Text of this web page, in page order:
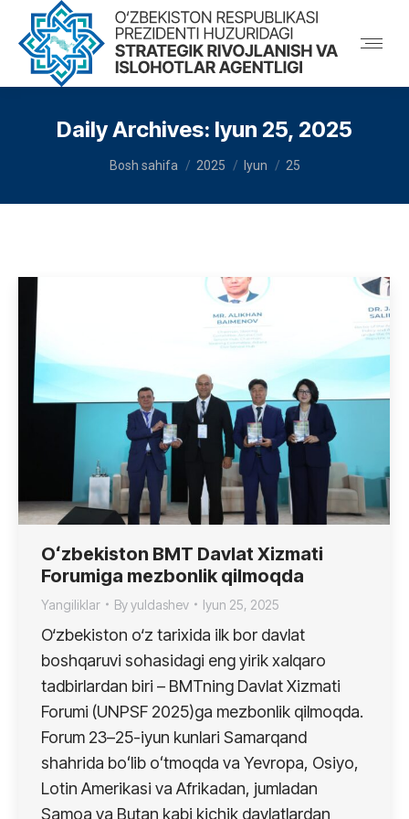
Daily Archives: Iyun 25, 2025
You are here:
Bosh sahifa 2025 Iyun 25
Oʻzbekiston BMT Davlat Xizmati
Forumiga mezbonlik qilmoqda
Yangiliklar Byyuldashev Iyun 25, 2025
O‘zbekiston o‘z tarixida ilk bor davlat
boshqaruvi sohasidagi eng yirik xalqaro
tadbirlardan biri – BMTning Davlat Xizmati
Forumi (UNPSF 2025)ga mezbonlik qilmoqda.
Forum 23–25-iyun kunlari Samarqand
shahrida boʻlib oʻtmoqda va Yevropa, Osiyo,
Lotin Amerikasi va Afrikadan, jumladan
Samoa va Butan kabi kichik davlatlardan